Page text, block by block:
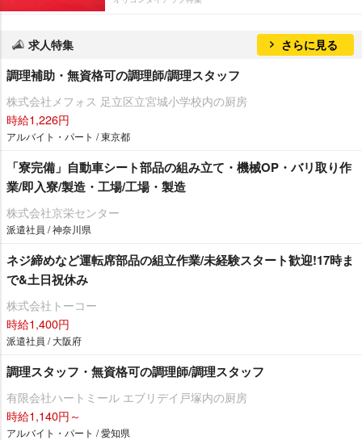
求人特集 さらに見る
調理補助・無資格可の調理師/調理スタッフ
株式会社メフォス 足立区立宮城小学校内の厨房
時給1,226円
アルバイト・パート / 東京都
「寮完備」自動車シート部品の組み立て・機械OP・バリ取り作
業/即入寮/製造・工場/工場・製造
株式会社京栄センター
派遣社員 / 神奈川県
ネジ締めなど運転席部品の組立作業/未経験スタート歓迎!17時ま
で&土日祝休み
株式会社トーコー
時給1,400円
派遣社員 / 大阪府
調理スタッフ・無資格可の調理師/調理スタッフ
有限会社ハートミール エブリデイ戸塚内の厨房
時給1,140円～
アルバイト・パート / 愛知県